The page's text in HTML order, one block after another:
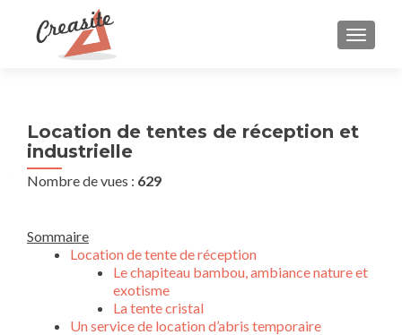
Location de tentes de réception et
industrielle
Nombre de vues : 629
Sommaire
Location de tente de réception
Le chapiteau bambou, ambiance nature et
exotisme
La tente cristal
Un service de location d’abris temporaire